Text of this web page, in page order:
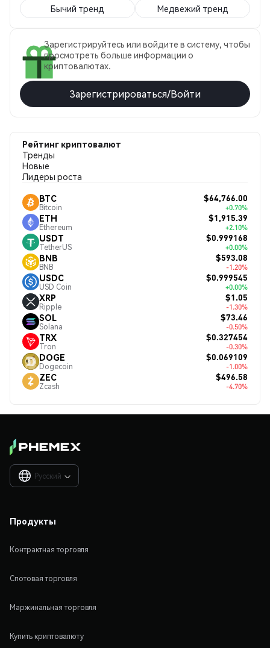
Бычий тренд Медвежий тренд
Зарегистрируйтесь или войдите в систему, чтобы
просмотреть больше информации о
криптовалютах.
Зарегистрироваться/Войти
Рейтинг криптовалют
Тренды
Новые
Лидеры роста
BTC
Bitcoin
$64,766.00
+0.70%
ETH
Ethereum
$1,915.39
+2.10%
USDT
TetherUS
$0.999168
+0.00%
BNB
BNB
$593.08
-1.20%
USDC
USD Coin
$0.999545
+0.00%
XRP
Ripple
$1.05
-1.30%
SOL
Solana
$73.46
-0.50%
TRX
Tron
$0.327454
-0.30%
DOGE
Dogecoin
$0.069109
-1.00%
ZEC
Zcash
$496.58
-4.70%
Русский 
Продукты
Контрактная торговля
Спотовая торговля
Маржинальная торговля
Купить криптовалюту